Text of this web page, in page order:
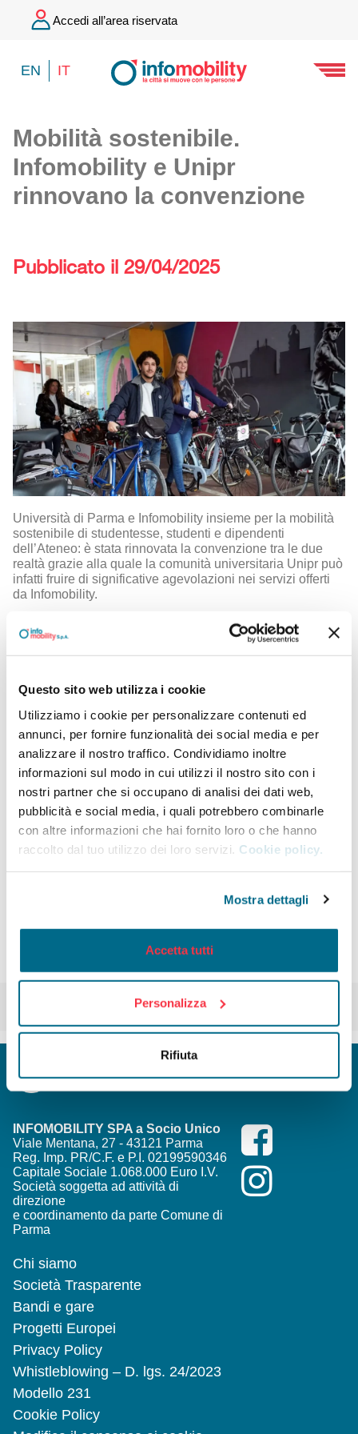
Questo sito web utilizza i cookie
Utilizziamo i cookie per personalizzare contenuti ed
annunci, per fornire funzionalità dei social media e per
analizzare il nostro traffico. Condividiamo inoltre
informazioni sul modo in cui utilizzi il nostro sito con i
nostri partner che si occupano di analisi dei dati web,
pubblicità e social media, i quali potrebbero combinarle
con altre informazioni che hai fornito loro o che hanno
raccolto dal tuo utilizzo dei loro servizi. Cookie policy.
Mostra dettagli
Accetta tutti
Personalizza
Rifiuta
Accedi all’area riservata
EN IT
Mobilità sostenibile.
Infomobility e Unipr
rinnovano la convenzione
Pubblicato il 29/04/2025
Università di Parma e Infomobility insieme per la mobilità
sostenibile di studentesse, studenti e dipendenti
dell’Ateneo: è stata rinnovata la convenzione tra le due
realtà grazie alla quale la comunità universitaria Unipr può
infatti fruire di significative agevolazioni nei servizi offerti
da Infomobility.
La convenzione, che riguarda il servizio dideposito
sicuro di biciclette, moto e scooter
della Cicletteria,
prevede nuove tariffe scontate sull’abbonamento annuale
Per aderire alla promozione è sufficiente mostrare il badge
identificativo Unipr, la Student Card oppure compilare il
modulo di “dichiarazione sostitutiva” scaricabile dai siti
web di Infomobility e dell’Università di Parma insieme a un
documento d’identità valido. Gli abbonamenti per il
servizio di parcheggio custodito in Cicletteria sono
sottoscrivibili in Cicletteria.
La finalità, che si inquadra nell’ambito delle misure di
Mobility Management condotte da Università, Comune e
Infomobility, è quella di promuovere un maggior uso dei
conseguenze evidenti in termini di riduzione
Per maggiori informazioni sulle tariffe e orari della
INFOMOBILITY SPA a Socio Unico
Viale Mentana, 27 - 43121 Parma
Reg. Imp. PR/C.F. e P.I. 02199590346
Capitale Sociale 1.068.000 Euro I.V.
Società soggetta ad attività di
direzione
e coordinamento da parte Comune di
Parma
Chi siamo
Società Trasparente
Bandi e gare
Progetti Europei
Privacy Policy
Whistleblowing – D. lgs. 24/2023
Modello 231
Cookie Policy